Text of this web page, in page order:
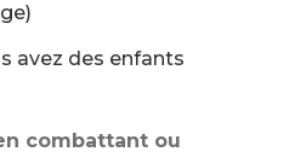
avez des enfants
combattant ou